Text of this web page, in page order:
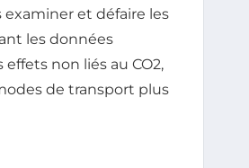
examiner et défaire les
les données
effets non liés au CO2,
de transport plus